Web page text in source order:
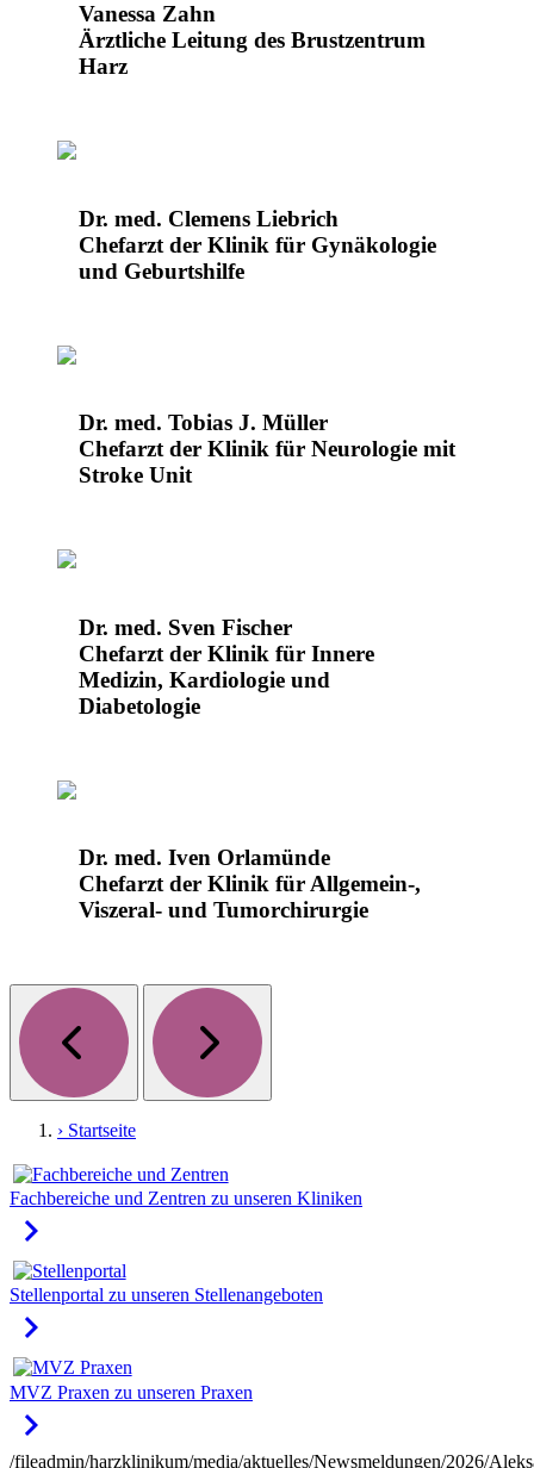
Vanessa Zahn
Ärztliche Leitung des Brustzentrum
Harz
Dr. med. Clemens Liebrich
Chefarzt der Klinik für Gynäkologie
und Geburtshilfe
Dr. med. Tobias J. Müller
Chefarzt der Klinik für Neurologie mit
Stroke Unit
Dr. med. Sven Fischer
Chefarzt der Klinik für Innere
Medizin, Kardiologie und
Diabetologie
Dr. med. Iven Orlamünde
Chefarzt der Klinik für Allgemein-,
Viszeral- und Tumorchirurgie
› Startseite
Fachbereiche und Zentren zu unseren Kliniken
keyboard_arrow_right
Stellenportal zu unseren Stellenangeboten
keyboard_arrow_right
MVZ Praxen zu unseren Praxen
keyboard_arrow_right
/fileadmin/harzklinikum/media/aktuelles/Newsmeldungen/2026/